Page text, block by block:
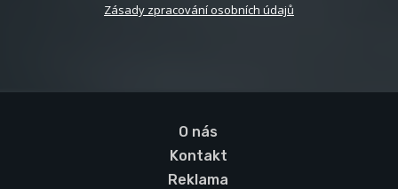
Zásady zpracování osobních údajů
O nás
Kontakt
Reklama